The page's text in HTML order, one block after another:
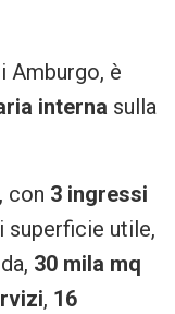
Amburgo, è
interna sulla
, con 3 ingressi
superficie utile,
30 mila mq
, 16